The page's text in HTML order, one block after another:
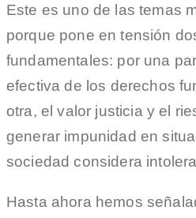
Este es uno de las temas
porque pone en tensión
fundamentales: por una
efectiva de los derechos
otra, el valor justicia y el
generar impunidad en
sociedad considera
Hasta ahora hemos